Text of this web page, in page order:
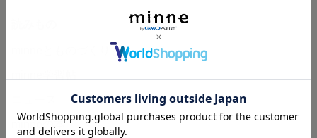
minneとものづくりと
minneの本